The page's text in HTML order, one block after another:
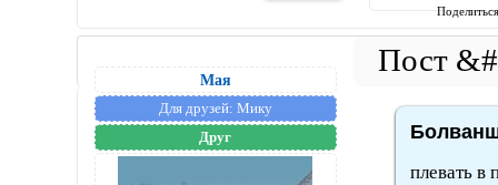
Мая
Для друзей: Мику
Друг
плевать в